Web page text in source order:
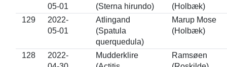
05-01
(Sterna hirundo)
(Holbæk)
129
2022-
05-01
Atlingand
(Spatula
querquedula)
Marup Mose
(Holbæk)
128
2022-
Mudderklire
Ramsøen